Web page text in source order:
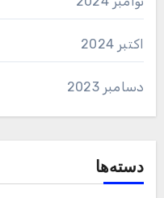
اکتبر 2024
دسامبر 2023
دسته‌ها